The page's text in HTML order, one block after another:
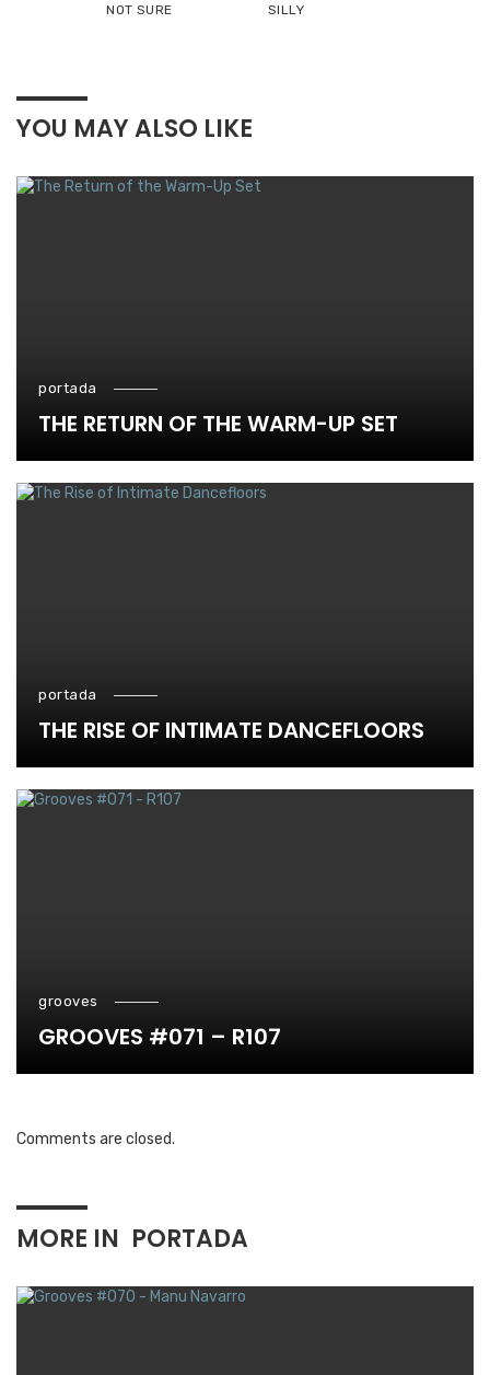
NOT SURE SILLY
YOU MAY ALSO LIKE
portada
THE RETURN OF THE WARM-UP SET
portada
THE RISE OF INTIMATE DANCEFLOORS
grooves
GROOVES #071 – R107
Comments are closed.
MORE IN PORTADA